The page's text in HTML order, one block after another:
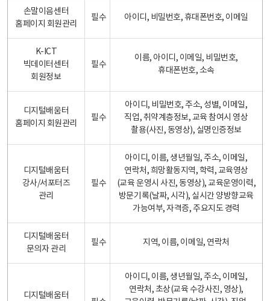
손말이음센터
홈페이지 회원관리
필수 아이디, 비밀번호, 휴대폰번호, 이메일
K-ICT
빅데이터센터
회원정보
필수
이름, 아이디, 이메일, 비밀번호,
휴대폰번호, 소속
디지털배움터
홈페이지 회원관리
필수
아이디, 비밀번호, 주소, 성별, 이메일,
직업, 취약계층정보, 교육 참여시 영상
촬용(사진, 동영상), 실명인증정보
디지털배움터
강사/서포터즈
관리
필수
아이디, 이름, 생년월일, 주소, 이메일,
연락처, 희망활동지역, 학력, 교육영상
(교육 운영시 사진, 동영상), 교육운영이력,
방문기록(날짜, 시각), 실시간 양방향교육
가능여부, 자격증, 주요지도 경력
디지털배움터
문의자 관리
필수 지역, 이름, 이메일, 연락처
디지털배움터
아이디, 이름, 생년월일, 주소, 이메일,
연락처, 초상(교육 수강사진, 영상),